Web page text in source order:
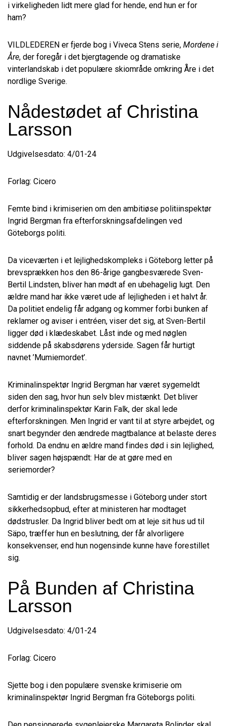
i virkeligheden lidt mere glad for hende, end hun er for
ham?
VILDLEDEREN er fjerde bog i Viveca Stens serie, Mordene i
Åre, der foregår i det bjergtagende og dramatiske
vinterlandskab i det populære skiområde omkring Åre i det
nordlige Sverige.
Nådestødet af Christina
Larsson
Udgivelsesdato: 4/01-24
Forlag: Cicero
Femte bind i krimiserien om den ambitiøse politiinspektør
Ingrid Bergman fra efterforskningsafdelingen ved
Göteborgs politi.
Da viceværten i et lejlighedskompleks i Göteborg letter på
brevsprækken hos den 86-årige gangbesværede Sven-
Bertil Lindsten, bliver han mødt af en ubehagelig lugt. Den
ældre mand har ikke været ude af lejligheden i et halvt år.
Da politiet endelig får adgang og kommer forbi bunken af
reklamer og aviser i entréen, viser det sig, at Sven-Bertil
ligger død i klædeskabet. Låst inde og med nøglen
siddende på skabsdørens yderside. Sagen får hurtigt
navnet ’Mumiemordet’.
Kriminalinspektør Ingrid Bergman har været sygemeldt
siden den sag, hvor hun selv blev mistænkt. Det bliver
derfor kriminalinspektør Karin Falk, der skal lede
efterforskningen. Men Ingrid er vant til at styre arbejdet, og
snart begynder den ændrede magtbalance at belaste deres
forhold. Da endnu en ældre mand findes død i sin lejlighed,
bliver sagen højspændt: Har de at gøre med en
seriemorder?
Samtidig er der landsbrugsmesse i Göteborg under stort
sikkerhedsopbud, efter at ministeren har modtaget
dødstrusler. Da Ingrid bliver bedt om at leje sit hus ud til
Säpo, træffer hun en beslutning, der får alvorligere
konsekvenser, end hun nogensinde kunne have forestillet
sig.
På Bunden af Christina
Larsson
Udgivelsesdato: 4/01-24
Forlag: Cicero
Sjette bog i den populære svenske krimiserie om
kriminalinspektør Ingrid Bergman fra Göteborgs politi.